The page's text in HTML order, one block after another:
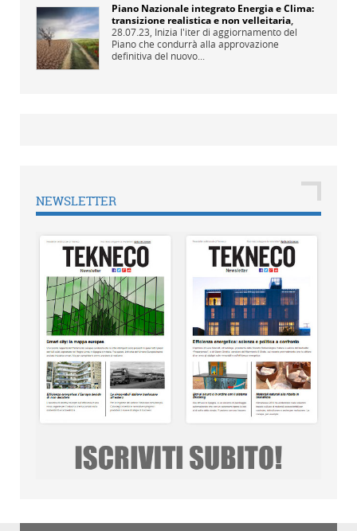
Piano Nazionale integrato Energia e Clima:
transizione realistica e non velleitaria,
28.07.23, Inizia l'iter di aggiornamento del
Piano che condurrà alla approvazione
definitiva del nuovo...
NEWSLETTER